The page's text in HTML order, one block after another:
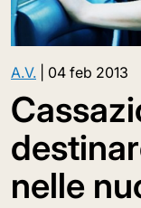
A.V. 04 feb 2013
nelle